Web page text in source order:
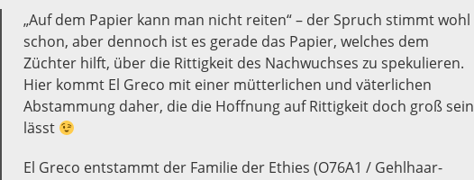
„Auf dem Papier kann man nicht reiten“ – der Spruch stimmt wohl
schon, aber dennoch ist es gerade das Papier, welches dem
Züchter hilft, über die Rittigkeit des Nachwuchses zu spekulieren.
Hier kommt El Greco mit einer mütterlichen und väterlichen
Abstammung daher, die die Hoffnung auf Rittigkeit doch groß sein
lässt
El Greco entstammt der Familie der Ethies (O76A1 / Gehlhaar-